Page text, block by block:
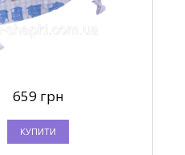
659 грн
КУПИТИ